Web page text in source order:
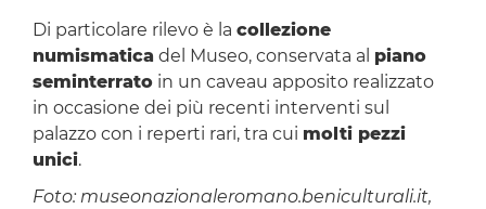
Di particolare rilevo è la collezione
numismatica del Museo, conservata al piano
seminterratoin un caveau apposito realizzato
in occasione dei più recenti interventi sul
palazzo con i reperti rari, tra cui molti pezzi
unici.
Foto: museonazionaleromano.beniculturali.it,